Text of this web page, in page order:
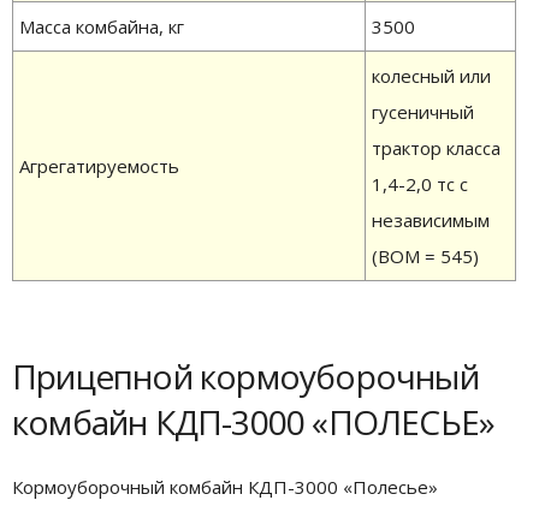
Масса комбайна, кг 3500
Агрегатируемость
колесный или
гусеничный
трактор класса
1,4-2,0 тс с
независимым
(ВОМ = 545)
Прицепной кормоуборочный
комбайн КДП-3000 «ПОЛЕСЬЕ»
Кормоуборочный комбайн КДП-3000 «Полесье»